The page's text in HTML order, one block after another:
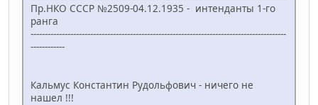
Пр.НКО СССР №2509-04.12.1935 - интенданты 1-го
ранга
------------------------------------------------------------------------------------------
------------
Кальмус Константин Рудольфович - ничего не
нашел !!!